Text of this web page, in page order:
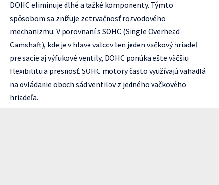
DOHC eliminuje dlhé a ťažké komponenty. Týmto
spôsobom sa znižuje zotrvačnosť rozvodového
mechanizmu. V porovnaní s SOHC (Single Overhead
Camshaft), kde je v hlave valcov len jeden vačkový hriadeľ
pre sacie aj výfukové ventily, DOHC ponúka ešte väčšiu
flexibilitu a presnosť. SOHC motory často využívajú vahadlá
na ovládanie oboch sád ventilov z jedného vačkového
hriadeľa.